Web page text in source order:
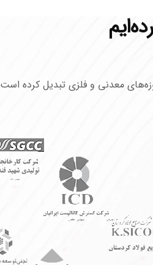
معدنی و فلزی تبدیل کرده است